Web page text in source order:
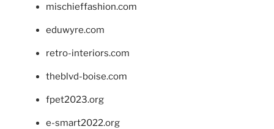
mischieffashion.com
eduwyre.com
retro-interiors.com
theblvd-boise.com
fpet2023.org
e-smart2022.org